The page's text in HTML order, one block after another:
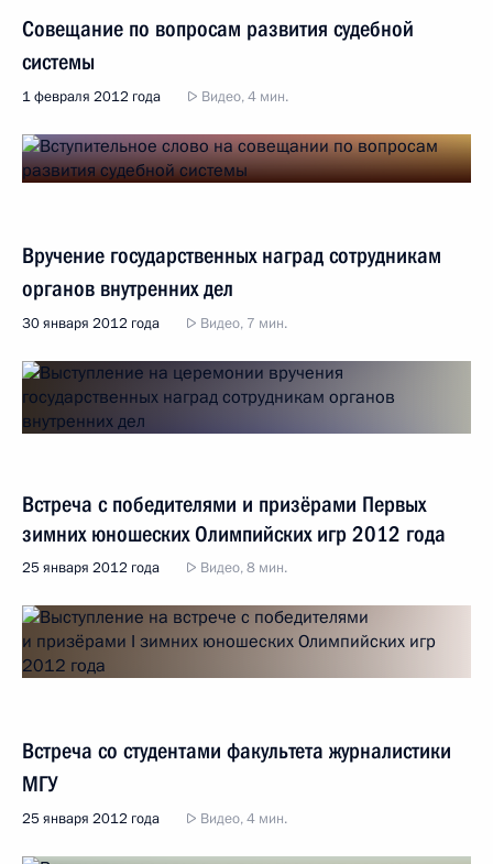
Совещание по вопросам развития судебной
системы
1 февраля 2012 года Видео, 4 мин.
Вручение государственных наград сотрудникам
органов внутренних дел
30 января 2012 года Видео, 7 мин.
Встреча с победителями и призёрами Первых
зимних юношеских Олимпийских игр 2012 года
25 января 2012 года Видео, 8 мин.
Встреча со студентами факультета журналистики
МГУ
25 января 2012 года Видео, 4 мин.